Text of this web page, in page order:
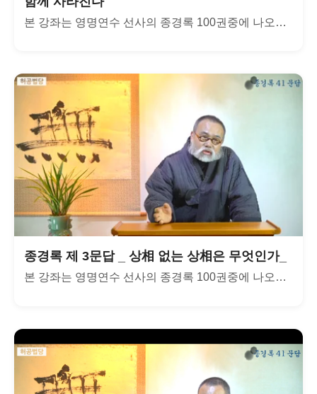
본 강좌는 영명연수 선사의 종경록 100권중에 나오는 300문...
종경록 제 3문답 _ 상相 없는 상相은 무엇인가_
본 강좌는 영명연수 선사의 종경록 100권중에 나오는 300문...